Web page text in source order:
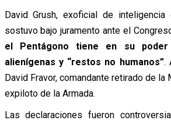
David Grush, exoficial de
sostuvo bajo juramento ante el
el Pentágono tiene en su
alienígenas y “restos no humanos”.
David Fravor, comandante retirado de la
expiloto de la Armada.
Las declaraciones fueron